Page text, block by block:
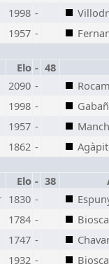
1998 -
1957 -
Elo - 48
2090 -
1998 -
1957 -
1862 -
Elo - 38
1830 -
1784 -
1747 -
1932 -